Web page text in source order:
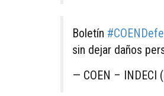
Boletín
sin dejar daños
— COEN – INDECI